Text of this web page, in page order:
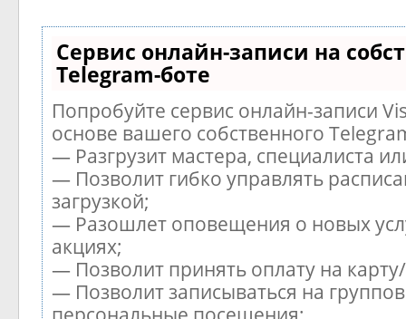
Сервис онлайн-записи на
Telegram-боте
Попробуйте сервис онлайн-записи
основе вашего собственного
— Разгрузит мастера, специалиста
— Позволит гибко управлять
загрузкой;
— Разошлет оповещения о новых
акциях;
— Позволит принять оплату на
— Позволит записываться на